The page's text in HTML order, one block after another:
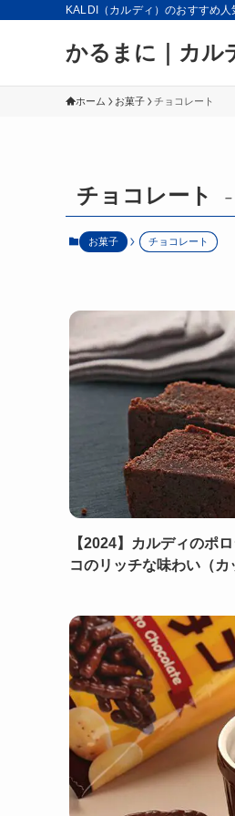
KALDI（カルディ）のおすすめ
かるまに｜カル
ホーム お菓子 チョコレート
チョコレート
お菓子 チョコレート
【2024】カルディのポ
コのリッチな味わい（カ